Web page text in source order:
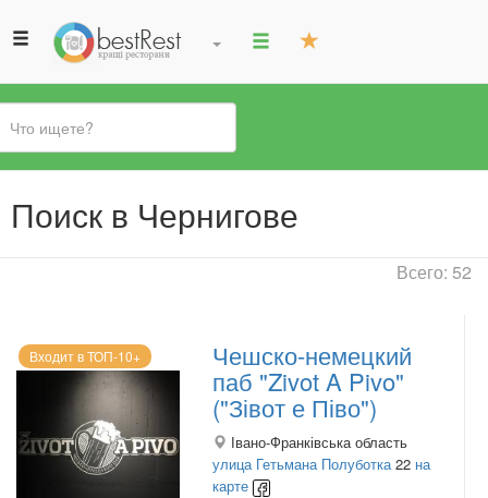
Вы
здесь
Поиск в Чернигове
Всего: 52
Входит в ТОП-10+ Чешско-немецкий
паб "Zivot A Pivo"
("Зівот е Піво")
Івано-Франківська область
улица Гетьмана Полуботка22 на
карте